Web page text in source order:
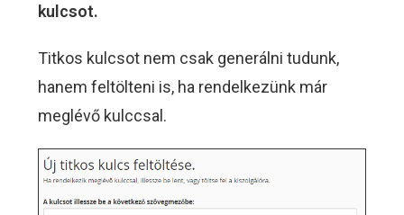
kulcsot.
Titkos kulcsot nem csak generálni tudunk,
hanem feltölteni is, ha rendelkezünk már
meglévő kulccsal.